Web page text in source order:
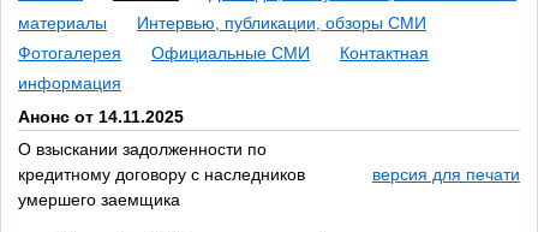
материалы
Интервью, публикации, обзоры СМИ
Фотогалерея
Официальные СМИ
Контактная
информация
Анонс от 14.11.2025
О взыскании задолженности по
кредитному договору с наследников
умершего заемщика
версия для печати